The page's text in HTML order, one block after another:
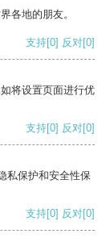
各地的朋友。
支持[0] 反对[0]
将设置页面进行优
支持[0] 反对[0]
私保护和安全性保
支持[0] 反对[0]